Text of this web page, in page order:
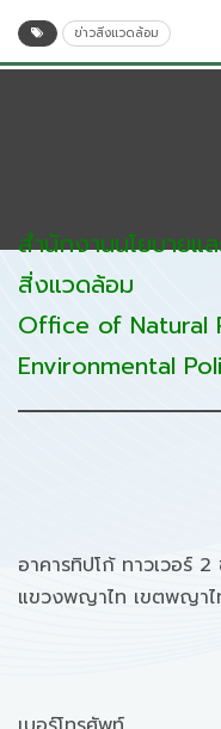
ข่าวสิ่งแวดล้อม
สำนักงานนโยบายแ
สิ่งแวดล้อม
Office of Natural
Environmental
อาคารทิปโก้ ทาวเวอร์
แขวงพญาไท เขตพญา